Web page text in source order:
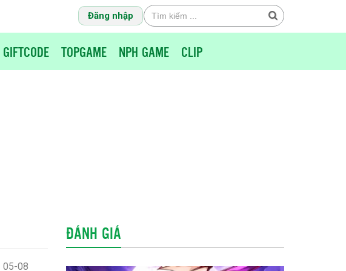
Đăng nhập
GIFTCODE TOPGAME NPH GAME CLIP
05-08
ĐÁNH GIÁ